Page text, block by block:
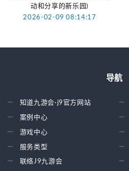
动和分享的新乐园)
2026-02-09 08:14:17
导航
知道九游会·j9官方网站
案例中心
游戏中心
服务类型
联络J9九游会